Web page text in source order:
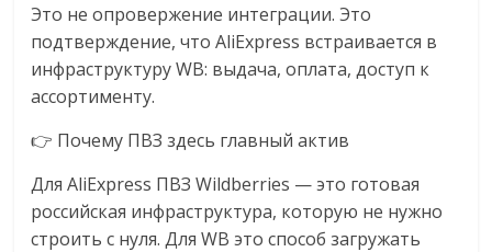
Это не опровержение интеграции. Это
подтверждение, что AliExpress встраивается в
инфраструктуру WB: выдача, оплата, доступ к
ассортименту.
👉 Почему ПВЗ здесь главный актив
Для AliExpress ПВЗ Wildberries — это готовая
российская инфраструктура, которую не нужно
строить с нуля. Для WB это способ загружать